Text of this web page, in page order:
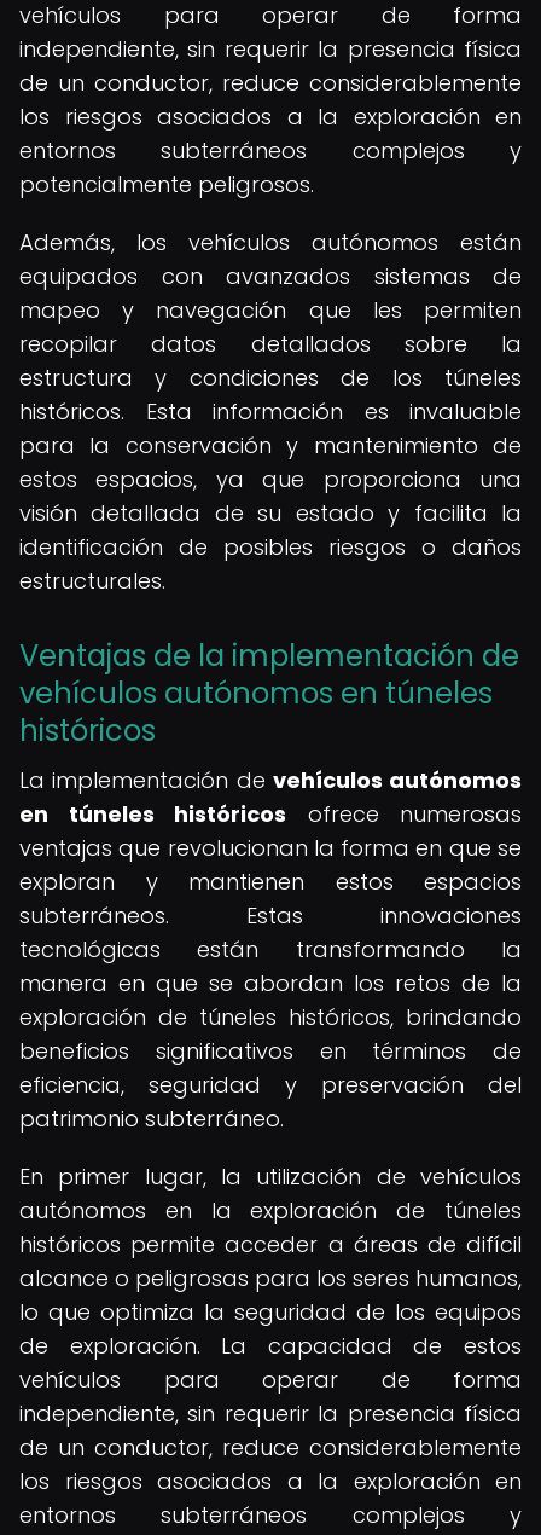
vehículos para operar de forma
independiente, sin requerir la presencia física
de un conductor, reduce considerablemente
los riesgos asociados a la exploración en
entornos subterráneos complejos y
potencialmente peligrosos.
Además, los vehículos autónomos están
equipados con avanzados sistemas de
mapeo y navegación que les permiten
recopilar datos detallados sobre la
estructura y condiciones de los túneles
históricos. Esta información es invaluable
para la conservación y mantenimiento de
estos espacios, ya que proporciona una
visión detallada de su estado y facilita la
identificación de posibles riesgos o daños
estructurales.
Ventajas de la implementación de
vehículos autónomos en túneles
históricos
La implementación de vehículos autónomos
en túneles históricos ofrece numerosas
ventajas que revolucionan la forma en que se
exploran y mantienen estos espacios
subterráneos. Estas innovaciones
tecnológicas están transformando la
manera en que se abordan los retos de la
exploración de túneles históricos, brindando
beneficios significativos en términos de
eficiencia, seguridad y preservación del
patrimonio subterráneo.
En primer lugar, la utilización de vehículos
autónomos en la exploración de túneles
históricos permite acceder a áreas de difícil
alcance o peligrosas para los seres humanos,
lo que optimiza la seguridad de los equipos
de exploración. La capacidad de estos
vehículos para operar de forma
independiente, sin requerir la presencia física
de un conductor, reduce considerablemente
los riesgos asociados a la exploración en
entornos subterráneos complejos y